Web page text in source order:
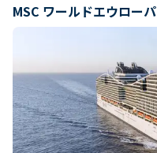
MSC ワールドエウローパ